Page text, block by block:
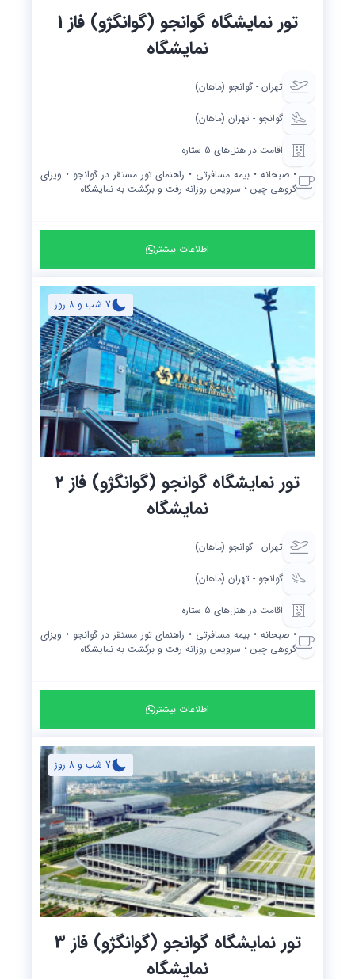
تور نمایشگاه گوانجو (گوانگژو) فاز 1
نمایشگاه
تهران - گوانجو (ماهان)
گوانجو - تهران (ماهان)
اقامت در هتل‌های 5 ستاره
• صبحانه • بیمه مسافرتی • راهنمای تور مستقر در گوانجو • ویزای
گروهی چین • سرویس روزانه رفت و برگشت به نمایشگاه
اطلاعات بیشتر
7 شب و 8 روز
تور نمایشگاه گوانجو (گوانگژو) فاز 2
نمایشگاه
تهران - گوانجو (ماهان)
گوانجو - تهران (ماهان)
اقامت در هتل‌های 5 ستاره
• صبحانه • بیمه مسافرتی • راهنمای تور مستقر در گوانجو • ویزای
گروهی چین • سرویس روزانه رفت و برگشت به نمایشگاه
اطلاعات بیشتر
7 شب و 8 روز
تور نمایشگاه گوانجو (گوانگژو) فاز 3
نمایشگاه